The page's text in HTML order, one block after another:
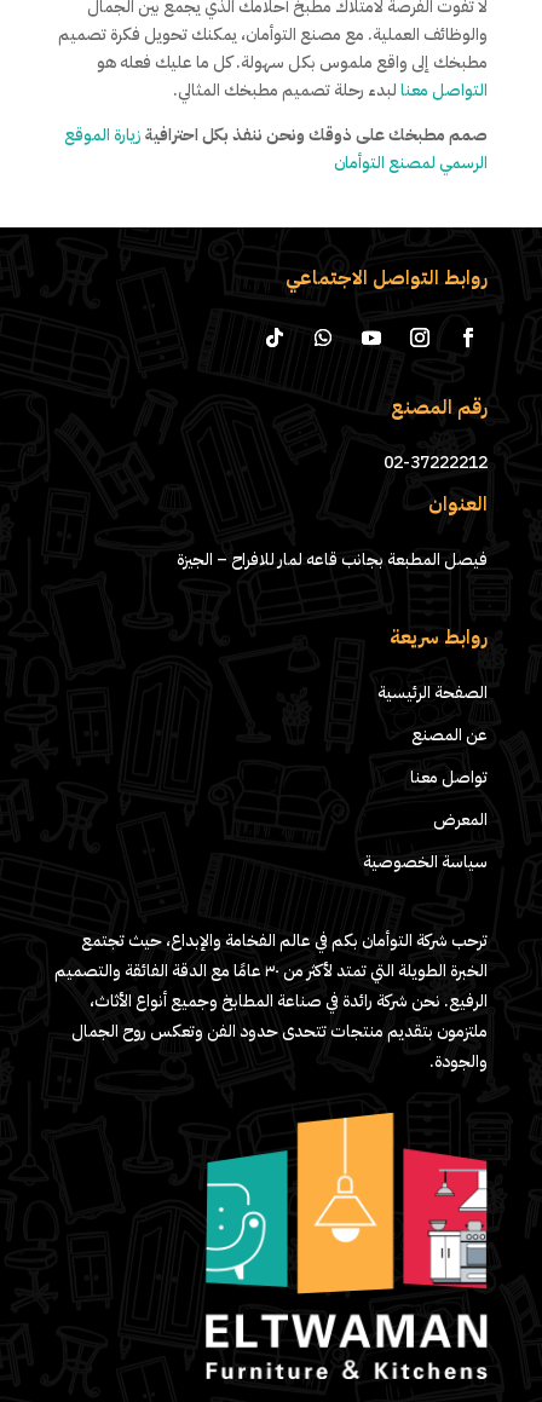
لا تفوت الفرصة لامتلاك مطبخ أحلامك الذي يجمع بين الجمال
والوظائف العملية. مع مصنع التوأمان، يمكنك تحويل فكرة تصميم
مطبخك إلى واقع ملموس بكل سهولة. كل ما عليك فعله هو
التواصل معنالبدء رحلة تصميم مطبخك المثالي.
صمم مطبخك على ذوقك ونحن ننفذ بكل احترافيةزيارة الموقع
الرسمي لمصنع التوأمان
روابط التواصل الاجتماعي
رقم المصنع
02-37222212
العنوان
فيصل المطبعة بجانب قاعه لمار للافراح – الجيزة
روابط سريعة
الصفحة الرئيسية
عن المصنع
تواصل معنا
المعرض
سياسة الخصوصية
ترحب شركة التوأمان بكم في عالم الفخامة والإبداع، حيث تجتمع
الخبرة الطويلة التي تمتد لأكثر من ٣٠ عامًا مع الدقة الفائقة والتصميم
الرفيع. نحن شركة رائدة في صناعة المطابخ وجميع أنواع الأثاث،
ملتزمون بتقديم منتجات تتحدى حدود الفن وتعكس روح الجمال
والجودة.